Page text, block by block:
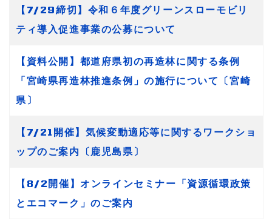
【7/29締切】令和６年度グリーンスローモビリ
ティ導入促進事業の公募について
【資料公開】都道府県初の再造林に関する条例
「宮崎県再造林推進条例」の施行について〔宮崎
県〕
【7/21開催】気候変動適応等に関するワークショ
ップのご案内〔鹿児島県〕
【8/2開催】オンラインセミナー「資源循環政策
とエコマーク」のご案内